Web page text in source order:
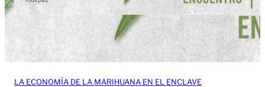
LA ECONOMÍA DE LA MARIHUANA EN EL ENCLAVE